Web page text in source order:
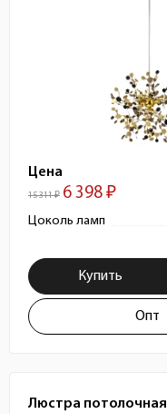
Цена
15 311 ₽ 6 398 ₽
Цоколь ламп
Купить
Опт
Люстра потолочная